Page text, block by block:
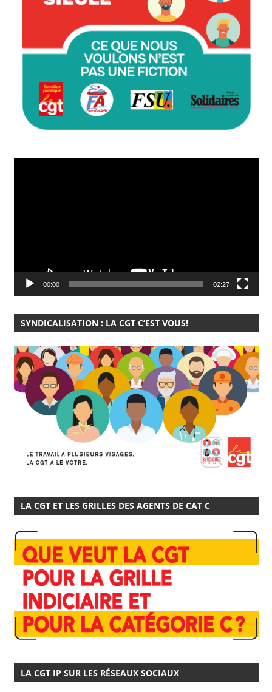
00:00 02:27
SYNDICALISATION : LA CGT C’EST VOUS!
LA CGT ET LES GRILLES DES AGENTS DE CAT C
LA CGT IP SUR LES RÉSEAUX SOCIAUX